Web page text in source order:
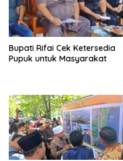
Bupati Rifai Cek Ketersedia
Pupuk untuk Masyarakat